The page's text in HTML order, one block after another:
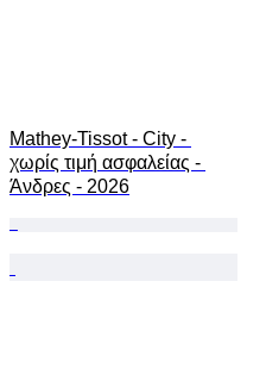
Mathey-Tissot - City -
χωρίς τιμή ασφαλείας -
Άνδρες - 2026